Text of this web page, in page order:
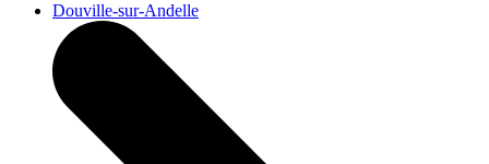
Douville-sur-Andelle